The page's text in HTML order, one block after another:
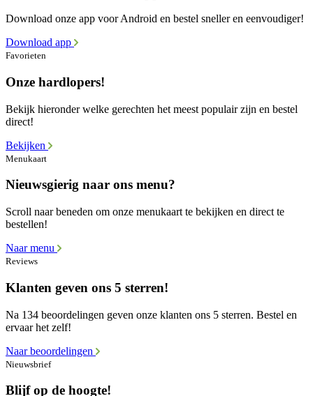
Download onze app voor Android en bestel sneller en eenvoudiger!
Download app
Favorieten
Onze hardlopers!
Bekijk hieronder welke gerechten het meest populair zijn en bestel
direct!
Bekijken
Menukaart
Nieuwsgierig naar ons menu?
Scroll naar beneden om onze menukaart te bekijken en direct te
bestellen!
Naar menu
Reviews
Klanten geven ons 5 sterren!
Na 134 beoordelingen geven onze klanten ons 5 sterren. Bestel en
ervaar het zelf!
Naar beoordelingen
Nieuwsbrief
Blijf op de hoogte!